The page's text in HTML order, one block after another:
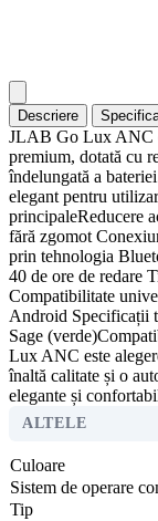
Descriere
JLAB Go Lux ANC
premium, dotată cu
îndelungată a
elegant pentru
principaleReducere
fără zgomot
prin tehnologia
40 de ore de redare
Compatibilitate
Android Specificații
Sage
Lux ANC este
înaltă calitate și o
elegante și
ALTELE
Culoare
Sistem de operare
Tip